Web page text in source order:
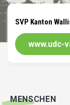
SVP Kanton
www.udc-
MENSCHEN